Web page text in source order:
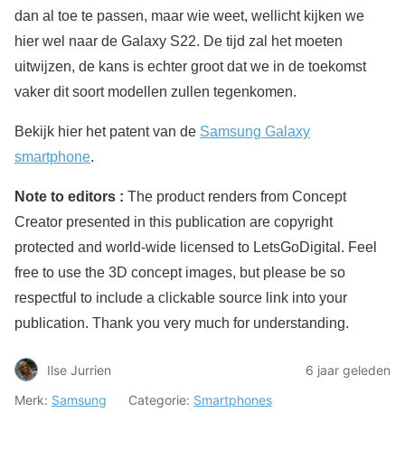
dan al toe te passen, maar wie weet, wellicht kijken we
hier wel naar de Galaxy S22. De tijd zal het moeten
uitwijzen, de kans is echter groot dat we in de toekomst
vaker dit soort modellen zullen tegenkomen.
Bekijk hier het patent van de Samsung Galaxy
smartphone.
Note to editors : The product renders from Concept
Creator presented in this publication are copyright
protected and world-wide licensed to LetsGoDigital. Feel
free to use the 3D concept images, but please be so
respectful to include a clickable source link into your
publication. Thank you very much for understanding.
Ilse Jurrien
6 jaar geleden
Merk: Samsung Categorie: Smartphones